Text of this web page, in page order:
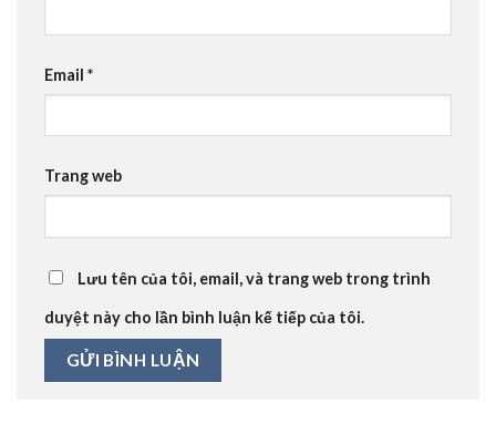
Email *
Trang web
Lưu tên của tôi, email, và trang web trong trình
duyệt này cho lần bình luận kế tiếp của tôi.